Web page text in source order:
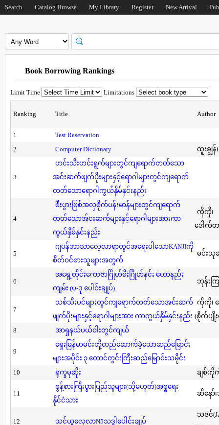
Search Catalog Browse My Library Register New Arrival
Book Borrowing Rankings
Limit Time Limitations
Ranking Title Author
1
Test Reservation
2
Computer Dictionary ထူးချွန်
3
ဟင်းသီးဟင်းရွက်များတွင်ကျရောက်တတ်သော
အင်းဆက်ဖျက်ပိုးများနှင့်ရောဂါများတွင်ကျရောက်
တတ်သောရောဂါကွယ်နှိမ်နှင်းနည်း
4
စီးပွားဖြစ်အလှစိုက်ပန်းမာန်များတွင်ကျရောက်
တတ်သောအ်ငးဆက်များနှင့်ရောဂါများအားကာ
ကွယ်နှိမ်နှင်းနည်း
ကိုကို၊
ဒေါက်တ
5
ဂျပန်ဘာသာလေ့လာရာတွင်အရေးပါသောKANJIကို
စိတ်ဝင်စားသူများအတွက်
မင်းသုခ
6
အရှေ့တိုင်းကောဇာဂြိုဟ်စီးဂြိုဟ်နင်း ဟောနည်း
ကျမ်း (ပ-ဒု ပေါင်းချုပ်)
ဘုန်းက
7
သစ်သီးပင်များတွင်ကျရောက်တတ်သောအင်းဆက်
ဖျက်ပိုးများနှင့်ရောဂါများအား ကာကွယ်နှိမ်နှင်းနည်း
ကိုကို၊
(စိုက်ပျိုး
8
အာရှနယ်ပယ်ဝါးတွင်ကျယ်
9
ရှေးမြန်မာမင်းတို့တည်ဆောက်ခဲ့သောဆည်မြောင်း
များအပိုင်း ၃ တောင်တွင်းကြီးဆည်မြောင်းသမိုင်း
10
ရုက္ခမုဆိုး ချစ်ကို
11
စွန့်စားကြီးပွားပြည်သူများ(သို့မဟုတ်)အစ္စရေး
နိုင်ငံသား
ဆီနော်၊
12 သင်ယူလေ့လာN5သဒ္ဒါပေါင်းချုပ်
သဇင်